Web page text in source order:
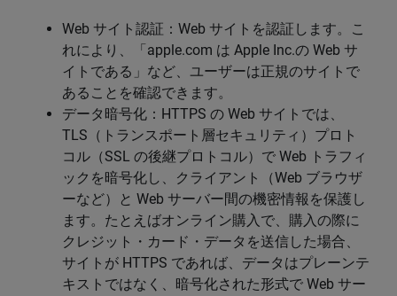
Web サイト認証：Web サイトを認証します。こ
れにより、「apple.com は Apple Inc.の Web サ
イトである」など、ユーザーは正規のサイトで
あることを確認できます。
データ暗号化：HTTPS の Web サイトでは、
TLS（トランスポート層セキュリティ）プロト
コル（SSL の後継プロトコル）で Web トラフィ
ックを暗号化し、クライアント（Web ブラウザ
ーなど）と Web サーバー間の機密情報を保護し
ます。たとえばオンライン購入で、購入の際に
クレジット・カード・データを送信した場合、
サイトが HTTPS であれば、データはプレーンテ
キストではなく、暗号化された形式で Web サー